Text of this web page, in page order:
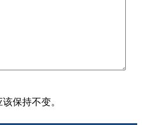
保持不变。